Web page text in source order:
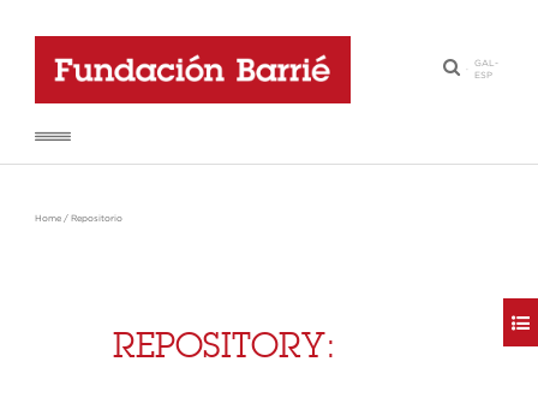
·
GAL-
ESP
Home / Repositorio
REPOSITORY: